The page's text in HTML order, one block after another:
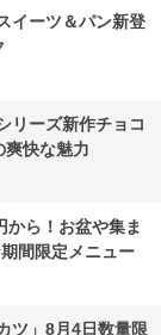
イーツ＆パン新登
リーズ新作チョコ
爽快な魅力
から！お盆や集ま
間限定メニュー
ツ」8月4日数量限